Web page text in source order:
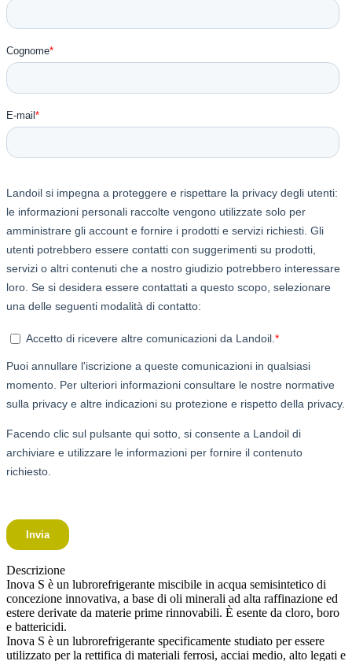
Descrizione
Inova S è un lubrorefrigerante miscibile in acqua semisintetico di
concezione innovativa, a base di oli minerali ad alta raffinazione ed
estere derivate da materie prime rinnovabili. È esente da cloro, boro
e battericidi.
Inova S è un lubrorefrigerante specificamente studiato per essere
utilizzato per la rettifica di materiali ferrosi, acciai medio, alto legati e